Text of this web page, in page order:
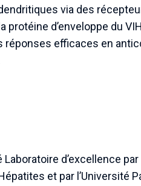
via des
protéine d’enveloppe du
réponses efficaces en
d’excellence par
et par l’Université